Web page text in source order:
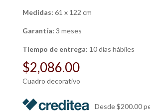
Medidas: 61 x 122 cm
Garantía: 3 meses
Tiempo de entrega: 10 días hábiles
$2,086.00
Cuadro decorativo
Desde $200.00